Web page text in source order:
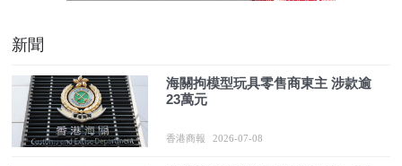
新聞
海關拘模型玩具零售商東主 涉款逾
23萬元
香港商報 2026-07-08